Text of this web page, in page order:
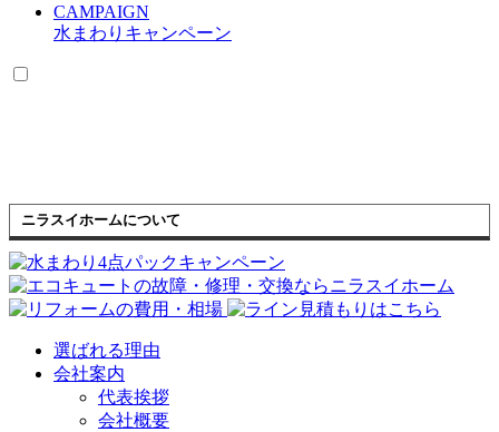
CAMPAIGN
水まわりキャンペーン
ニラスイホームについて
選ばれる理由
会社案内
代表挨拶
会社概要